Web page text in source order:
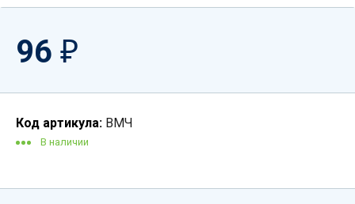
96 ₽
Код артикула: ВМЧ
В наличии